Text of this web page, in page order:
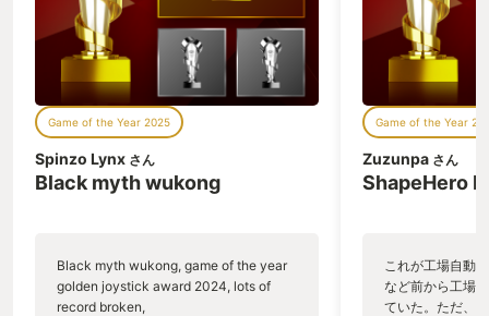
Game of the Year 2025
Spinzo Lynx さん
Black myth wukong
Black myth wukong, game of the year
golden joystick award 2024, lots of
record broken,
Game of the Year
Zuzunpa さん
ShapeHero
これが工場自動
など前から工場
ていた。ただ、